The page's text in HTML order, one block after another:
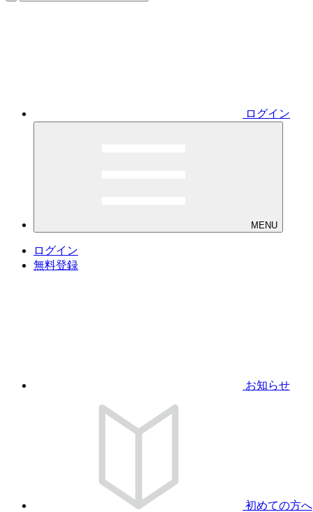
ログイン
MENU
ログイン
無料登録
お知らせ
初めての方へ